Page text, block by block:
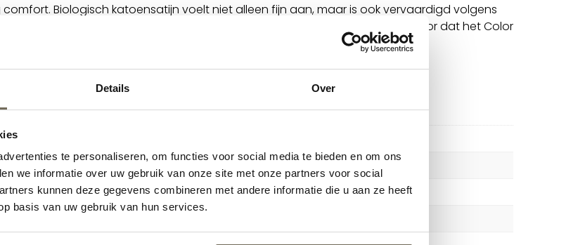
Details Over
te personaliseren, om functies voor social media te bieden en om ons
we informatie over uw gebruik van onze site met onze partners voor social
kunnen deze gegevens combineren met andere informatie die u aan ze heeft
basis van uw gebruik van hun services.
Biologisch katoensatijn voelt niet alleen fijn aan, maar is ook vervaardigd volgens
verhoogt. De combinatie van comfort, functionaliteit en design zorgt ervoor dat het Color
ook bijdraagt aan een complete slaapbeleving.